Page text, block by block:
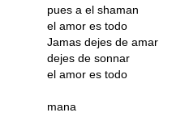
pues a el shaman
el amor es todo
Jamas dejes de amar
dejes de sonnar
el amor es todo
mana